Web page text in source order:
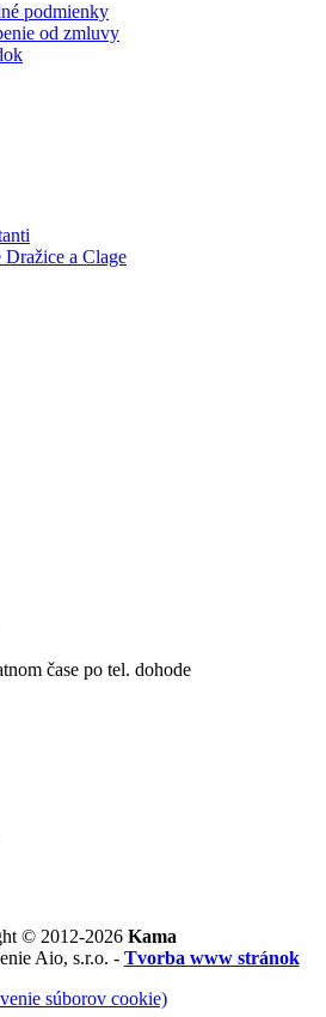
podmienky
od zmluvy
a Clage
čase po tel. dohode
© 2012-2026 Kama
Aio, s.r.o. - Tvorba www stránok
súborov cookie)